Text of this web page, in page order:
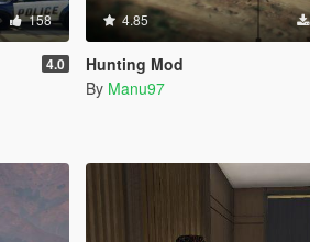
158
4.0
4.85
Hunting Mod
By Manu97